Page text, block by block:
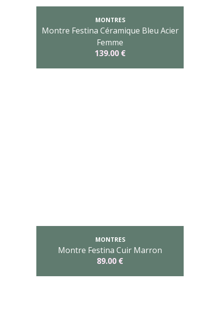
MONTRES
Montre Festina Céramique Bleu Acier
Femme
139.00 €
MONTRES
Montre Festina Cuir Marron
89.00 €